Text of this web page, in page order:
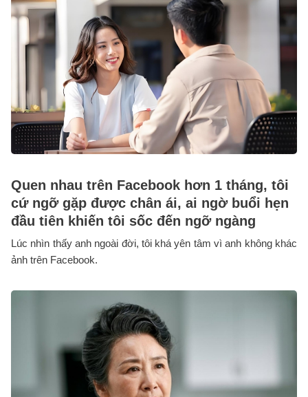
Quen nhau trên Facebook hơn 1 tháng, tôi
cứ ngỡ gặp được chân ái, ai ngờ buổi hẹn
đầu tiên khiến tôi sốc đến ngỡ ngàng
Lúc nhìn thấy anh ngoài đời, tôi khá yên tâm vì anh không khác
ảnh trên Facebook.